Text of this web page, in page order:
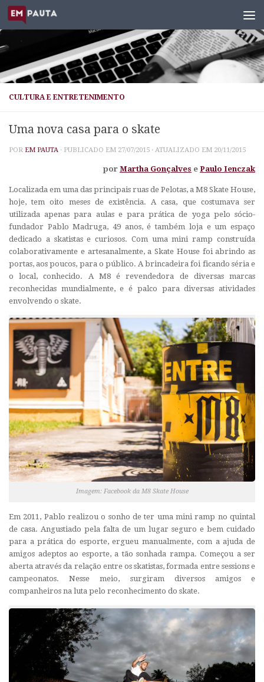
Skip to content
CULTURA E ENTRETENIMENTO
Uma nova casa para o skate
POR EM PAUTA · PUBLICADO EM 27/07/2015 · ATUALIZADO EM 20/11/2015
por Martha Gonçalves e Paulo Ienczak
Localizada em uma das principais ruas de Pelotas, a M8 Skate House,
hoje, tem oito meses de existência. A casa, que costumava ser
utilizada apenas para aulas e para prática de yoga pelo sócio-
fundador Pablo Madruga, 49 anos, é também loja e um espaço
dedicado a skatistas e curiosos. Com umamini ramp construída
colaborativamente e artesanalmente, a Skate House foi abrindo as
portas, aos poucos, para o público. A brincadeira foi ficando séria e
o local, conhecido. A M8 é revendedora de diversas marcas
reconhecidas mundialmente, e é palco para diversas atividades
envolvendo o skate.
Imagem: Facebook da M8 Skate House
Em 2011, Pablo realizou o sonho de ter uma mini ramp no quintal
de casa. Angustiado pela falta de um lugar seguro e bem cuidado
para a prática do esporte, ergueu manualmente, com a ajuda de
amigos adeptos ao esporte, a tão sonhada rampa. Começou a ser
aberta através da relação entre os skatistas, formada entre sessionse
campeonatos. Nesse meio, surgiram diversos amigos e
companheiros na luta pelo reconhecimento do skate.